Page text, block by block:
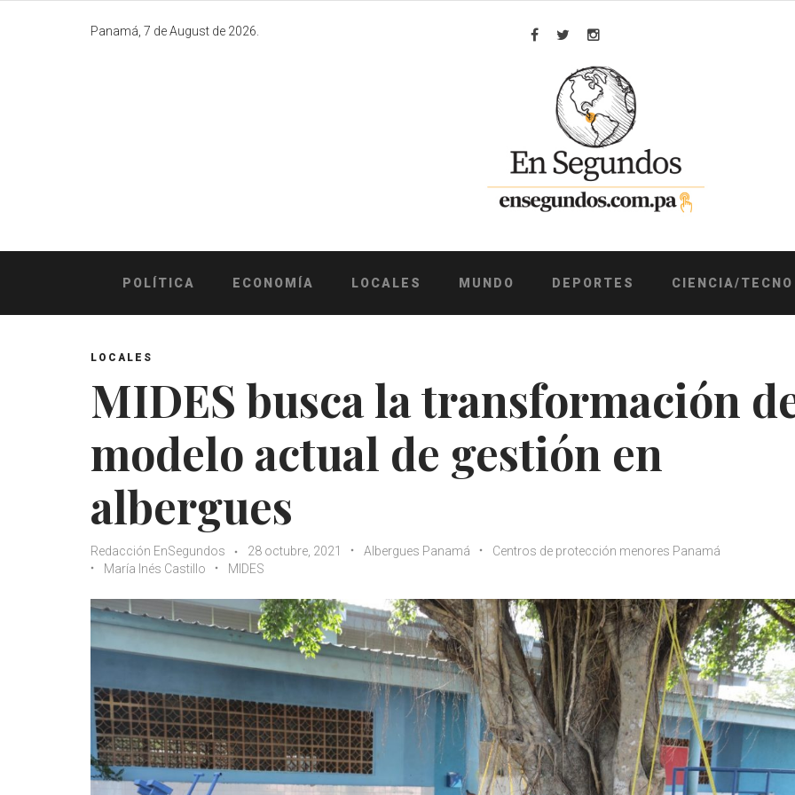
Panamá, 7 de August de 2026.
Facebook
TwitterInstagram
POLÍTICA ECONOMÍA LOCALES MUNDO DEPORTES CIENCIA/TECNO
LOCALES
MIDES busca la transformación
modelo actual de gestión en
albergues
Redacción EnSegundos 28 octubre, 2021 Albergues Panamá
Centros de protección menores Panamá
María Inés Castillo
MIDES